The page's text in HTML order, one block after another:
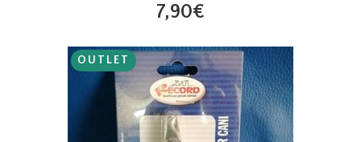
7,90€
OUTLET